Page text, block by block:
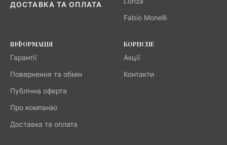
ДОСТАВКА ТА ОПЛАТА
Fabio Monelli
ІНФОРМАЦІЯ
Гарантії
Повернення та обмін
Публічна оферта
Про компанію
Доставка та оплата
КОРИСНЕ
Акції
Контакти